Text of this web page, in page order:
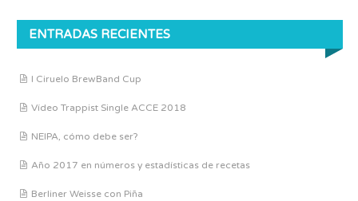
ENTRADAS RECIENTES
I Ciruelo BrewBand Cup
Vídeo Trappist Single ACCE 2018
NEIPA, cómo debe ser?
Año 2017 en números y estadísticas de recetas
Berliner Weisse con Piña